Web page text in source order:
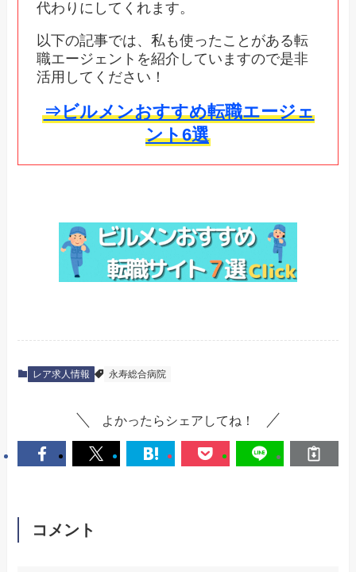
代わりにしてくれます。
以下の記事では、私も使ったことがある転
職エージェントを紹介していますので是非
活用してください！
⇒ビルメンおすすめ転職エージェ
ント6選
レア求人情報 永寿総合病院
よかったらシェアしてね！
コメント